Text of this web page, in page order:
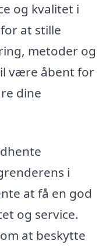
og kvalitet i
at stille
metoder og
være åbent for
dine
i
at få en god
og service.
at beskytte